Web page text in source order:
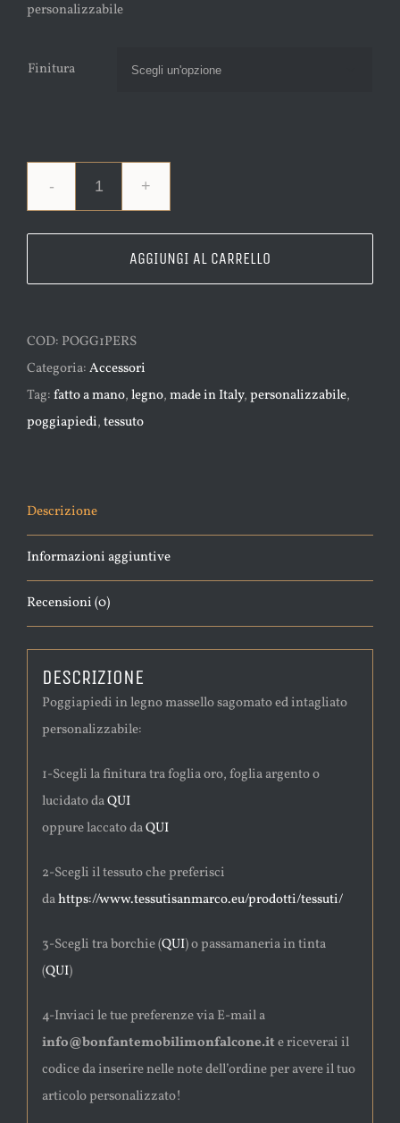
personalizzabile
Finitura
massello
ed
intagliato
personalizzabile
quantità
AGGIUNGI AL CARRELLO
COD: POGG1PERS
Categoria:Accessori
Tag:fatto a mano,legno,made in Italy,personalizzabile,
poggiapiedi,tessuto
Descrizione
Informazioni aggiuntive
Recensioni (0)
DESCRIZIONE
Poggiapiedi in legno massello sagomato ed intagliato
personalizzabile:
1-Scegli la finitura tra foglia oro, foglia argento o
lucidato daQUI
oppure laccato daQUI
2-Scegli il tessuto che preferisci
dahttps://www.tessutisanmarco.eu/prodotti/tessuti/
3-Scegli tra borchie (QUI) o passamaneria in tinta
(QUI)
4-Inviaci le tue preferenze via E-mail a
info@bonfantemobilimonfalcone.ite riceverai il
codice da inserire nelle note dell’ordine per avere il tuo
articolo personalizzato!